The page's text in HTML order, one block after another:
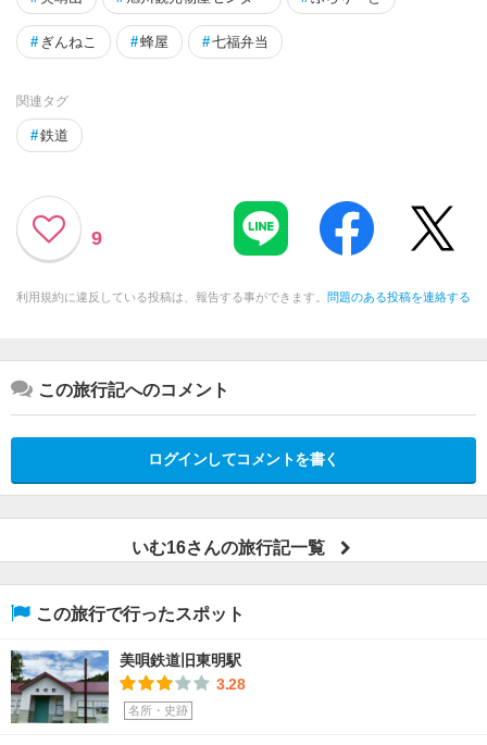
# ぎんねこ #蜂屋 #七福弁当
関連タグ
#鉄道
9
利用規約に違反している投稿は、報告する事ができます。 問題のある投稿を連絡する
この旅行記へのコメント
ログインしてコメントを書く
いむ16さんの旅行記一覧
この旅行で行ったスポット
美唄鉄道旧東明駅
3.28
名所・史跡